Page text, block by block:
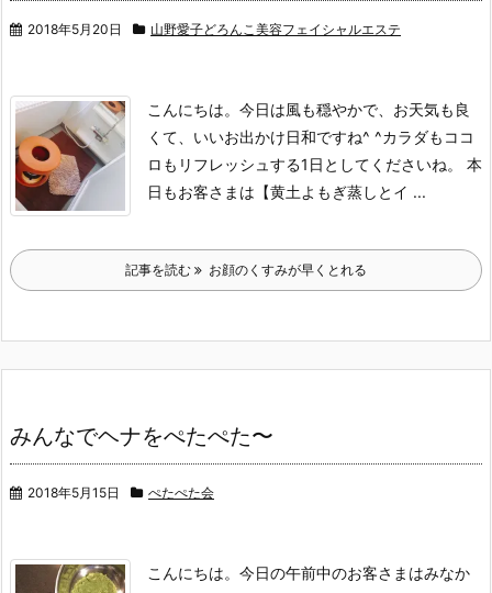
2018年5月20日 山野愛子どろんこ美容フェイシャルエステ
こんにちは。 今日は風も穏やかで、お天気も良
くて、いいお出かけ日和ですね^ ^カラダもココ
ロもリフレッシュする1日としてくださいね。
本
日もお客さまは【黄土よもぎ蒸しとイ ...
記事を読む お顔のくすみが早くとれる
みんなでヘナをぺたぺた〜
2018年5月15日 ぺたぺた会
こんにちは。 今日の午前中のお客さまはみなか